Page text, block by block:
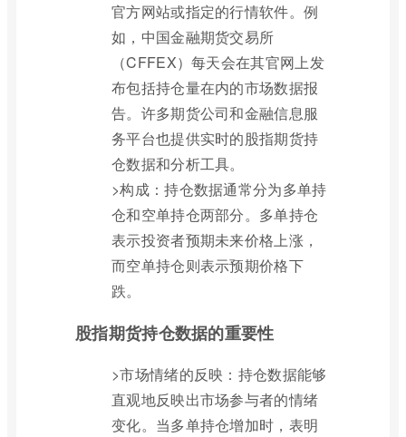
官方网站或指定的行情软件。例
如，中国金融期货交易所
（CFFEX）每天会在其官网上发
布包括持仓量在内的市场数据报
告。许多期货公司和金融信息服
务平台也提供实时的股指期货持
仓数据和分析工具。
>构成：持仓数据通常分为多单持
仓和空单持仓两部分。多单持仓
表示投资者预期未来价格上涨，
而空单持仓则表示预期价格下
跌。
股指期货持仓数据的重要性
>市场情绪的反映：持仓数据能够
直观地反映出市场参与者的情绪
变化。当多单持仓增加时，表明